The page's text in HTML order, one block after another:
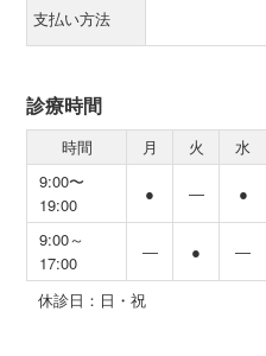
支払い方法
診療時間
時間 月 火 水
9:00〜
19:00
● ― ●
9:00～
17:00
― ● ―
休診日：日・祝